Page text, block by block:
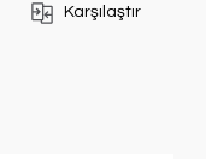
Karşılaştır